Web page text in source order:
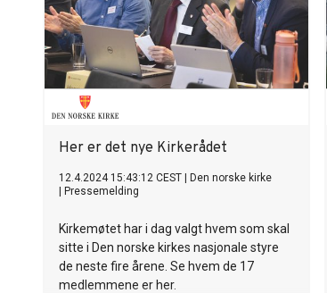
Her er det nye Kirkerådet
12.4.2024 15:43:12 CEST
Den norske kirke
Pressemelding
Kirkemøtet har i dag valgt hvem som skal
sitte i Den norske kirkes nasjonale styre
de neste fire årene. Se hvem de 17
medlemmene er her.